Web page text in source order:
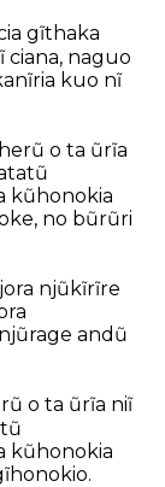
gĩthaka
naguo
kuo nĩ
o ta ũrĩa
kũhonokia
no bũrũri
njũkĩrĩre
andũ
o ta ũrĩa niĩ
kũhonokia